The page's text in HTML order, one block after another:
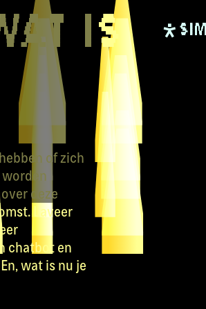
Is
of zich
worden
deze
Laveer
chatbot en
wat is nu je